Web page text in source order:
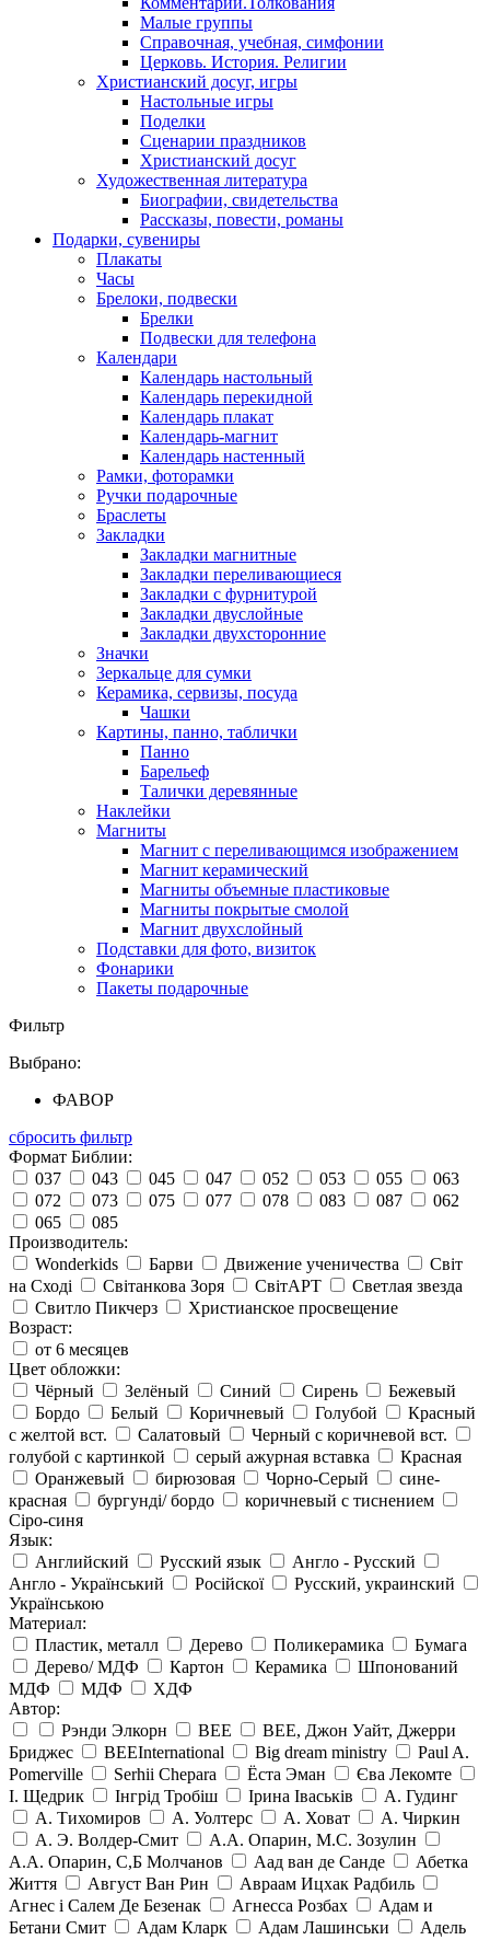
Малые группы
Справочная, учебная, симфонии
Церковь. История. Религии
Христианский досуг, игры
Настольные игры
Поделки
Сценарии праздников
Христианский досуг
Художественная литература
Биографии, свидетельства
Рассказы, повести, романы
Подарки, сувениры
Плакаты
Часы
Брелоки, подвески
Брелки
Подвески для телефона
Календари
Календарь настольный
Календарь перекидной
Календарь плакат
Календарь-магнит
Календарь настенный
Рамки, фоторамки
Ручки подарочные
Браслеты
Закладки
Закладки магнитные
Закладки переливающиеся
Закладки с фурнитурой
Закладки двуслойные
Закладки двухсторонние
Значки
Зеркальце для сумки
Керамика, сервизы, посуда
Чашки
Картины, панно, таблички
Панно
Барельеф
Талички деревянные
Наклейки
Магниты
Магнит с переливающимся изображением
Магнит керамический
Магниты объемные пластиковые
Магниты покрытые смолой
Магнит двухслойный
Подставки для фото, визиток
Фонарики
Пакеты подарочные
Фильтр
Выбрано:
ФАВОР
сбросить фильтр
Формат Библии:
037
043 045 047 052 053 055
063
072
073 075 077 078 083 087
062
065
085
Производитель:
Wonderkids
Барви Движение ученичества
Світ
на Сході
Світанкова Зоря СвітАРТ
Светлая звезда
Свитло Пикчерз
Христианское просвещение
Возраст:
от 6 месяцев
Цвет обложки:
Чёрный
Зелёный Синий Сирень
Бежевый
Бордо
Белый Коричневый Голубой
Красный
с желтой вст.
Салатовый
Черный с коричневой вст.
голубой с картинкой
серый ажурная вставка
Красная
Оранжевый
бирюзовая Чорно-Серый
сине-
красная
бургунді/ бордо
коричневый с тиснением
Сіро-синя
Язык:
Английский
Русский язык
Англо - Русский
Англо - Український
Російскої
Русский, украинский
Українською
Материал:
Пластик, металл
Дерево Поликерамика
Бумага
Дерево/ МДФ
Картон Керамика
Шпонований
МДФ
МДФ
ХДФ
Автор:
Рэнди Элкорн
BEE
BEE, Джон Уайт, Джерри
Бриджес
BEEInternational Big dream ministry
Paul A.
Pomerville
Serhii Chepara Ёста Эман
Єва Лекомте
І. Щедрик
Інгрід Тробіш Ірина Іваськів
А. Гудинг
А. Тихомиров
А. Уолтерс А. Ховат
А. Чиркин
А. Э. Волдер-Смит
А.А. Опарин, М.С. Зозулин
А.А. Опарин, С,Б Молчанов
Аад ван де Санде
Абетка
Життя
Август Ван Рин
Авраам Ицхак Радбиль
Агнес і Салем Де Безенак
Агнесса Розбах
Адам и
Бетани Смит
Адам Кларк Адам Лашинськи Адель